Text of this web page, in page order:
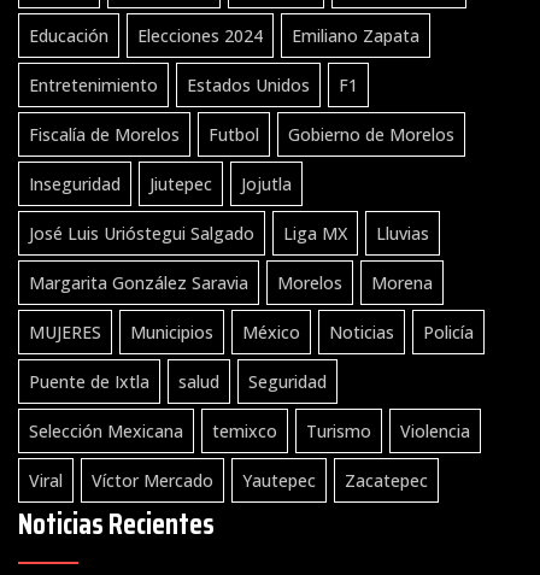
Educación Elecciones 2024 Emiliano Zapata
Entretenimiento Estados Unidos F1
Fiscalía de Morelos Futbol Gobierno de Morelos
Inseguridad Jiutepec Jojutla
José Luis Urióstegui Salgado Liga MX Lluvias
Margarita González Saravia Morelos Morena
MUJERES Municipios México Noticias Policía
Puente de Ixtla salud Seguridad
Selección Mexicana temixco Turismo Violencia
Viral Víctor Mercado Yautepec Zacatepec
Noticias Recientes